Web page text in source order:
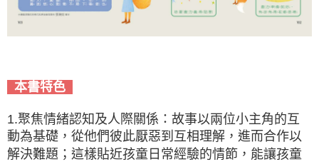
本書特色
1.聚焦情緒認知及人際關係：故事以兩位小主角的互
動為基礎，從他們彼此厭惡到互相理解，進而合作以
解決難題；這樣貼近孩童日常經驗的情節，能讓孩童